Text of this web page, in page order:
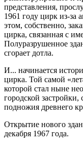
представления,
1961 году цирк из-за
этом, собственно,
цирка, связанная с
Полуразрушенное
сгорает дотла.
И... начинается
цирка. Той самой
которой стал ныне
городской
подножия древнего
Открытие нового
декабря 1967 года.